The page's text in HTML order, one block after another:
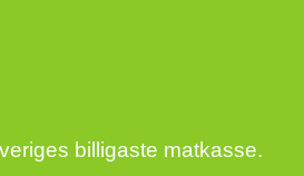
billigaste matkasse.